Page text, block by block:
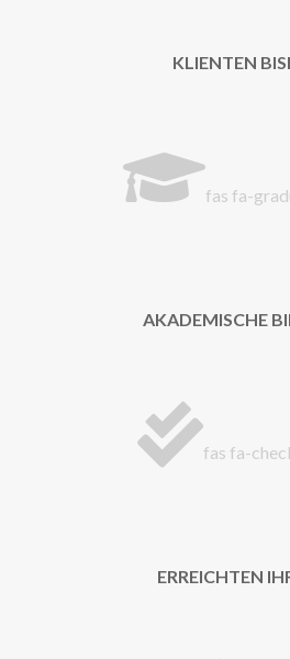
KLIENTEN
fas fa-
AKADEMISCHE
fas fa-
ERREICHTEN